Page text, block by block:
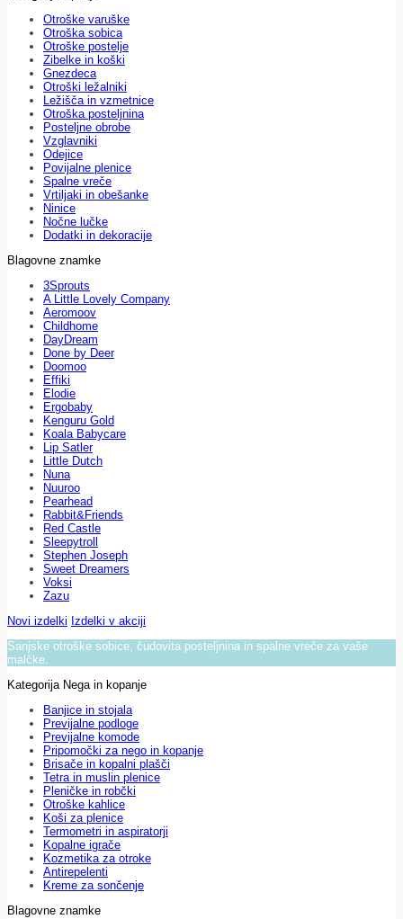
Otroške varuške
Otroška sobica
Otroške postelje
Zibelke in koški
Gnezdeca
Otroški ležalniki
Ležišča in vzmetnice
Otroška posteljnina
Posteljne obrobe
Vzglavniki
Odejice
Povijalne plenice
Spalne vreče
Vrtiljaki in obešanke
Ninice
Nočne lučke
Dodatki in dekoracije
Blagovne znamke
3Sprouts
A Little Lovely Company
Aeromoov
Childhome
DayDream
Done by Deer
Doomoo
Effiki
Elodie
Ergobaby
Kenguru Gold
Koala Babycare
Lip Satler
Little Dutch
Nuna
Nuuroo
Pearhead
Rabbit&Friends
Red Castle
Sleepytroll
Stephen Joseph
Sweet Dreamers
Voksi
Zazu
Novi izdelki Izdelki v akciji
Sanjske otroške sobice, čudovita posteljnina in spalne vreče za vaše
malčke.
Kategorija Nega in kopanje
Banjice in stojala
Previjalne podloge
Previjalne komode
Pripomočki za nego in kopanje
Brisače in kopalni plašči
Tetra in muslin plenice
Pleničke in robčki
Otroške kahlice
Koši za plenice
Termometri in aspiratorji
Kopalne igrače
Kozmetika za otroke
Antirepelenti
Kreme za sončenje
Blagovne znamke